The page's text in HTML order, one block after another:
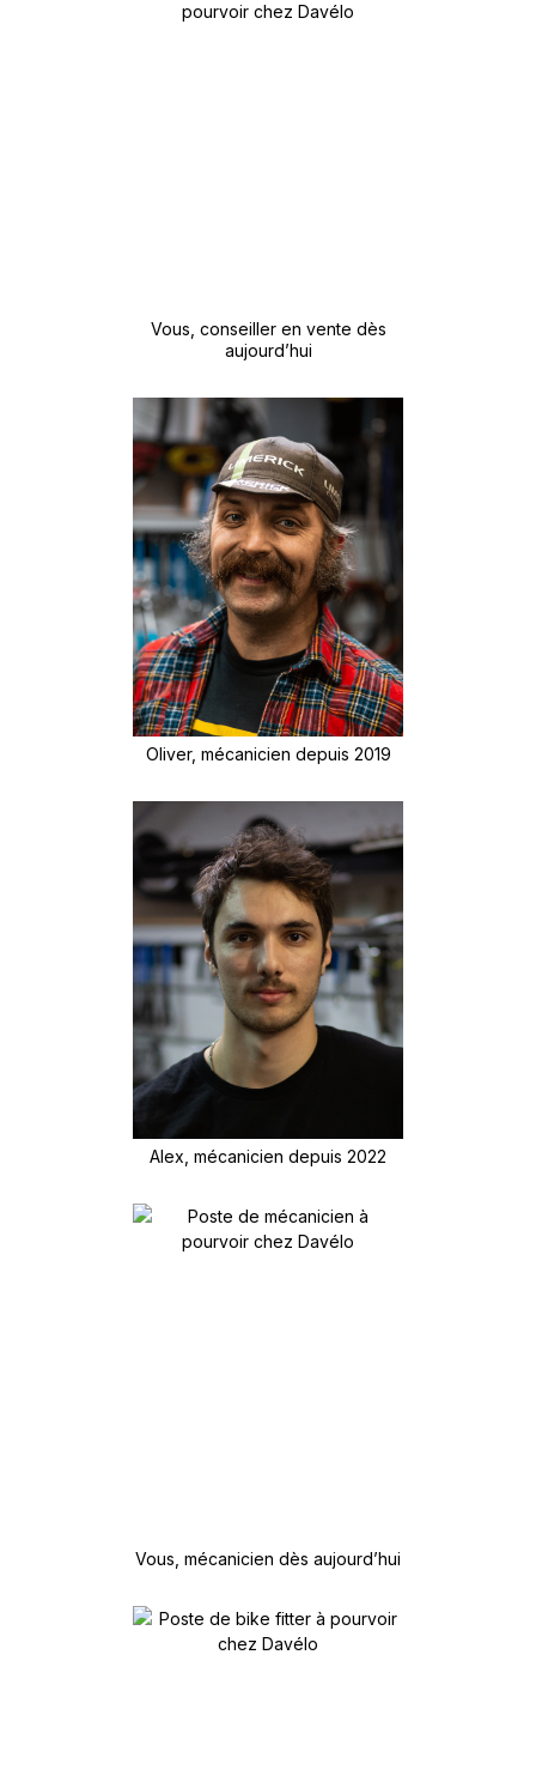
Vous, conseiller en vente dès
aujourd’hui
Oliver, mécanicien depuis 2019
Alex, mécanicien depuis 2022
Vous, mécanicien dès aujourd’hui